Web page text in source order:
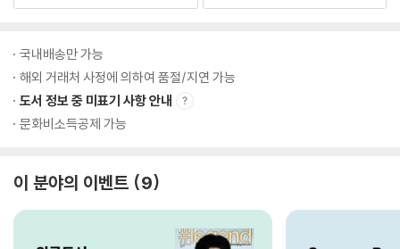
국내배송만 가능
해외 거래처 사정에 의하여 품절/지연 가능
도서 정보 중 미표기 사항 안내
문화비소득공제 가능
이 분야의 이벤트 9